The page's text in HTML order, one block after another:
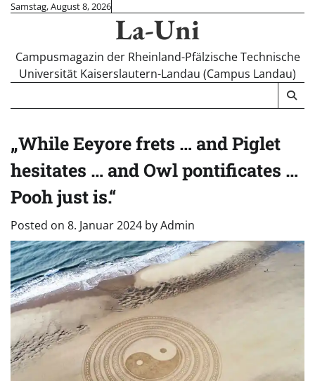
SkipSamstag, August 8, 2026
La-Uni
Campusmagazin der Rheinland-Pfälzische Technische
Universität Kaiserslautern-Landau (Campus Landau)
„While Eeyore frets … and Piglet
hesitates … and Owl pontificates …
Pooh just is.“
Posted on 8. Januar 2024 byAdmin